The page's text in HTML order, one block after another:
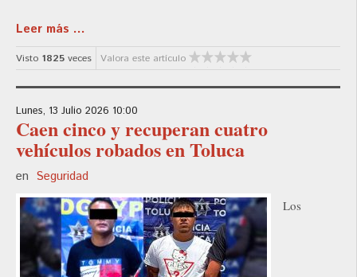
Leer más ...
Visto 1825 veces Valora este artículo
Lunes, 13 Julio 2026 10:00
Caen cinco y recuperan cuatro
vehículos robados en Toluca
en Seguridad
Los